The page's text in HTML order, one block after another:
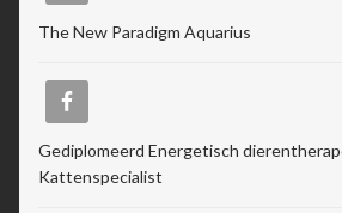
The New Paradigm Aquarius
Gediplomeerd Energetisch
Kattenspecialist